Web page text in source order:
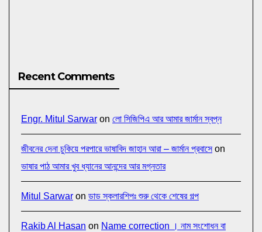
Recent Comments
Engr. Mitul Sarwar on লো সিজিপিএ আর আমার জার্মান স্বপ্ন
জীবনের দেনা চুকিয়ে পরপারে ভাষাবিদ জাহান আরা – জার্মান প্রবাসেon
ভাষার পাঠ আমার খুব ধ্যানের আনন্দের আর মগ্নতার
Mitul Sarwar on ডাড স্কলারশিপঃ শুরু থেকে শেষের গল্প
Rakib Al Hasan on Name correction । নাম সংশোধন বা